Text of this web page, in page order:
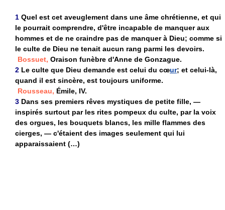
1 Quel est cet aveuglement dans une âme chrétienne, et qui
le pourrait comprendre, d'être incapable de manquer aux
hommes et de ne craindre pas de manquer à Dieu; comme si
le culte de Dieu ne tenait aucun rang parmi les devoirs.
Bossuet, Oraison funèbre d'Anne de Gonzague.
2 Le culte que Dieu demande est celui du cœur; et celui-là,
quand il est sincère, est toujours uniforme.
Rousseau, Émile, IV.
3 Dans ses premiers rêves mystiques de petite fille, —
inspirés surtout par les rites pompeux du culte, par la voix
des orgues, les bouquets blancs, les mille flammes des
cierges, — c'étaient des images seulement qui lui
apparaissaient (…)